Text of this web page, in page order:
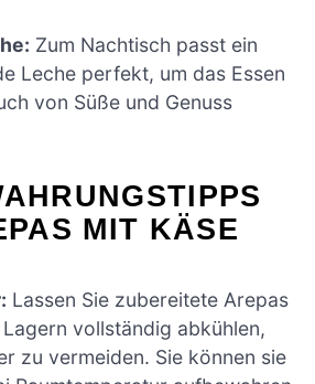
Zum Nachtisch passt ein
Leche perfekt, um das Essen
von Süße und Genuss
MIT KÄSE
Lassen Sie zubereitete Arepas
vollständig abkühlen,
zu vermeiden. Sie können sie